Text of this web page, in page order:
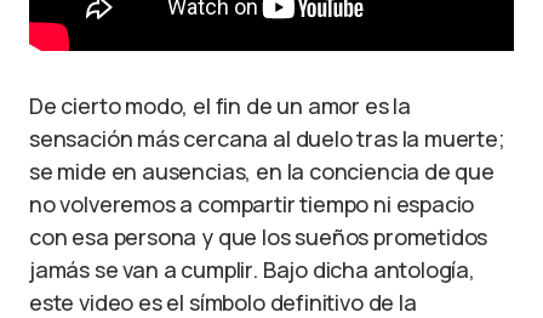
De cierto modo, el fin de un amor es la
sensación más cercana al duelo tras la muerte;
se mide en ausencias, en la conciencia de que
no volveremos a compartir tiempo ni espacio
con esa persona y que los sueños prometidos
jamás se van a cumplir. Bajo dicha antología,
este video es el símbolo definitivo de la